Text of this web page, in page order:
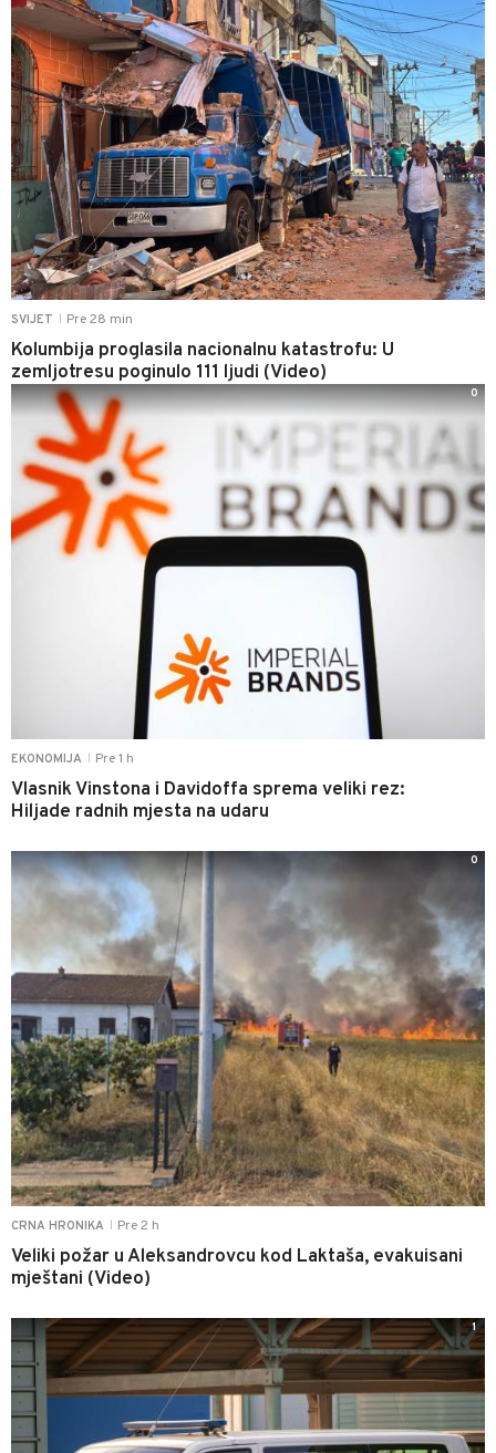
SVIJET Pre 28 min
Kolumbija proglasila nacionalnu katastrofu: U
zemljotresu poginulo 111 ljudi (Video)
EKONOMIJA Pre 1 h
Vlasnik Vinstona i Davidoffa sprema veliki rez:
Hiljade radnih mjesta na udaru
0
CRNA HRONIKA Pre 2 h
Veliki požar u Aleksandrovcu kod Laktaša, evakuisani
mještani (Video)
0
1